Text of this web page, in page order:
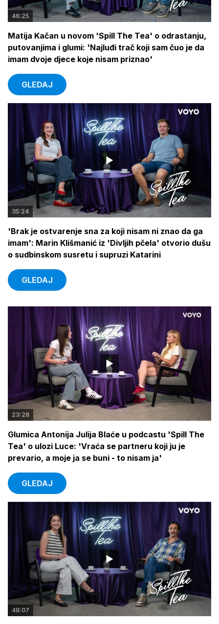
46:25
Matija Kačan u novom 'Spill The Tea' o odrastanju,
putovanjima i glumi: 'Najluđi trač koji sam čuo je da
imam dvoje djece koje nisam priznao'
GLEDAJ
35:24
'Brak je ostvarenje sna za koji nisam ni znao da ga
imam': Marin Klišmanić iz 'Divljih pčela' otvorio dušu
o sudbinskom susretu i supruzi Katarini
GLEDAJ
23:28
Glumica Antonija Julija Blaće u podcastu 'Spill The
Tea' o ulozi Luce: 'Vraća se partneru koji ju je
prevario, a moje ja se buni - to nisam ja'
GLEDAJ
48:07